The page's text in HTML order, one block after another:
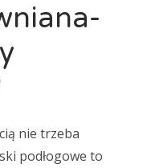
nie trzeba
podłogowe to